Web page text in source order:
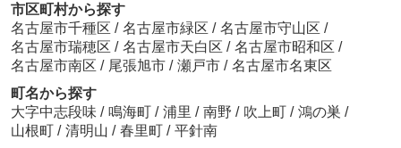
市区町村から探す
名古屋市千種区 / 名古屋市緑区 / 名古屋市守山区 /
名古屋市瑞穂区 / 名古屋市天白区 / 名古屋市昭和区 /
名古屋市南区 / 尾張旭市 / 瀬戸市 / 名古屋市名東区
町名から探す
大字中志段味 / 鳴海町 / 浦里 / 南野 / 吹上町 / 鴻の巣 /
山根町 / 清明山 / 春里町 / 平針南